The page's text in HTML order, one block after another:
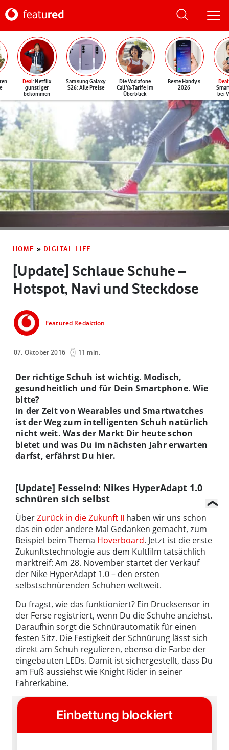
Deal: Netflix
günstiger
bekommen
Samsung Galaxy
S26: Alle Preise
Die Vodafone
CallYa-Tarife im
Überblick
Beste Handys
2026
Deal
bei
HOME » DIGITAL LIFE
[Update] Schlaue Schuhe –
Hotspot, Navi und Steckdose
Featured Redaktion
07. Oktober 2016 11 min.
Der richtige Schuh ist wichtig. Modisch,
gesundheitlich und für Dein Smartphone. Wie
bitte?
In der Zeit von Wearables und Smartwatches
ist der Weg zum intelligenten Schuh natürlich
nicht weit. Was der Markt Dir heute schon
bietet und was Du im nächsten Jahr erwarten
darfst, erfährst Du hier.
[Update] Fesselnd: Nikes HyperAdapt 1.0
schnüren sich selbst
ÜberZurück in die Zukunft II haben wir uns schon
das ein oder andere Mal Gedanken gemacht, zum
Beispiel beim Thema Hoverboard. Jetzt ist die erste
Zukunftstechnologie aus dem Kultfilm tatsächlich
marktreif: Am 28. November startet der Verkauf
der Nike HyperAdapt 1.0 – den ersten
selbstschnürenden Schuhen weltweit.
Du fragst, wie das funktioniert? Ein Drucksensor in
der Ferse registriert, wenn Du die Schuhe anziehst.
Daraufhin sorgt die Schnürautomatik für einen
festen Sitz. Die Festigkeit der Schnürung lässt sich
direkt am Schuh regulieren, ebenso die Farbe der
eingebauten LEDs. Damit ist sichergestellt, dass Du
am Fuß aussiehst wie Knight Rider in seiner
Fahrerkabine.